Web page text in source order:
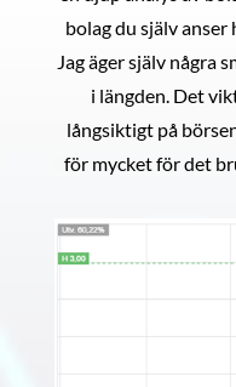
bolag du själv
Jag äger själv några
i längden. Det
långsiktigt på
för mycket för det